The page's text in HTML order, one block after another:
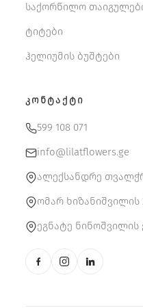
საქორწილო
ტიტები
ჰელიუმის ბუშტები
ᲙᲝᲜᲢᲐᲥᲢᲘ
599 108 071
info@lilatflowers.ge
ალექსანდრე
ომარ ხიზანიშვილის
ეგნატე ნინოშვილის